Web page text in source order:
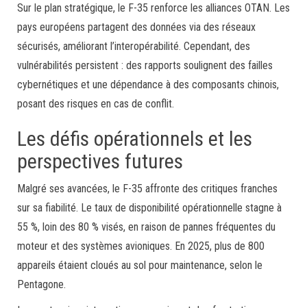
Sur le plan stratégique, le F-35 renforce les alliances OTAN. Les
pays européens partagent des données via des réseaux
sécurisés, améliorant l’interopérabilité. Cependant, des
vulnérabilités persistent : des rapports soulignent des failles
cybernétiques et une dépendance à des composants chinois,
posant des risques en cas de conflit.
Les défis opérationnels et les
perspectives futures
Malgré ses avancées, le F-35 affronte des critiques franches
sur sa fiabilité. Le taux de disponibilité opérationnelle stagne à
55 %, loin des 80 % visés, en raison de pannes fréquentes du
moteur et des systèmes avioniques. En 2025, plus de 800
appareils étaient cloués au sol pour maintenance, selon le
Pentagone.